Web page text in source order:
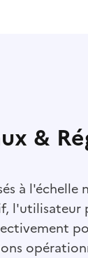
&
à l'échelle